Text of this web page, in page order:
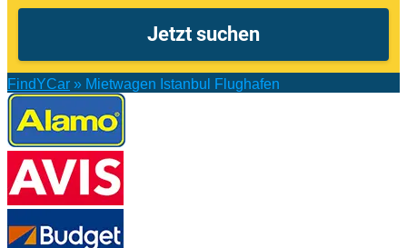
FindYCar » Mietwagen Istanbul Flughafen